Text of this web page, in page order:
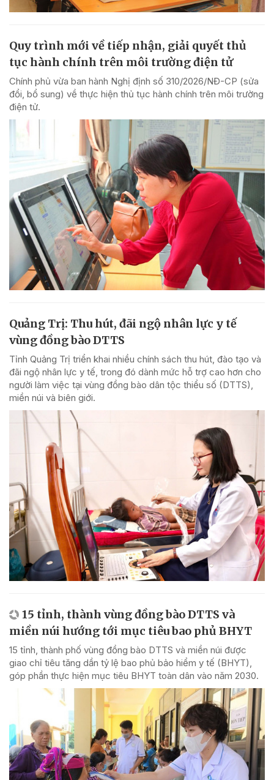
Quy trình mới về tiếp nhận, giải quyết thủ
tục hành chính trên môi trường điện tử
Chính phủ vừa ban hành Nghị định số 310/2026/NĐ-CP (sửa
đổi, bổ sung) về thực hiện thủ tục hành chính trên môi trường
điện tử.
Quảng Trị: Thu hút, đãi ngộ nhân lực y tế
vùng đồng bào DTTS
Tỉnh Quảng Trị triển khai nhiều chính sách thu hút, đào tạo và
đãi ngộ nhân lực y tế, trong đó dành mức hỗ trợ cao hơn cho
người làm việc tại vùng đồng bào dân tộc thiểu số (DTTS),
miền núi và biên giới.
15 tỉnh, thành vùng đồng bào DTTS và
miền núi hướng tới mục tiêu bao phủ BHYT
15 tỉnh, thành phố vùng đồng bào DTTS và miền núi được
giao chỉ tiêu tăng dần tỷ lệ bao phủ bảo hiểm y tế (BHYT),
góp phần thực hiện mục tiêu BHYT toàn dân vào năm 2030.